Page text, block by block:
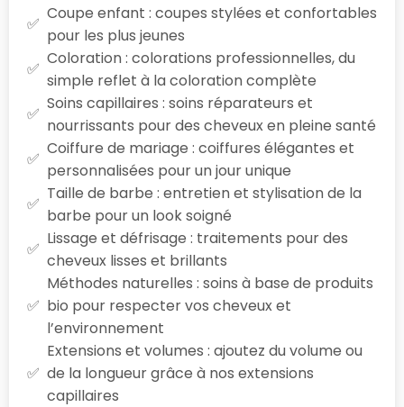
Coupe enfant : coupes stylées et confortables
pour les plus jeunes
Coloration : colorations professionnelles, du
simple reflet à la coloration complète
Soins capillaires : soins réparateurs et
nourrissants pour des cheveux en pleine santé
Coiffure de mariage : coiffures élégantes et
personnalisées pour un jour unique
Taille de barbe : entretien et stylisation de la
barbe pour un look soigné
Lissage et défrisage : traitements pour des
cheveux lisses et brillants
Méthodes naturelles : soins à base de produits
bio pour respecter vos cheveux et
l’environnement
Extensions et volumes : ajoutez du volume ou
de la longueur grâce à nos extensions
capillaires